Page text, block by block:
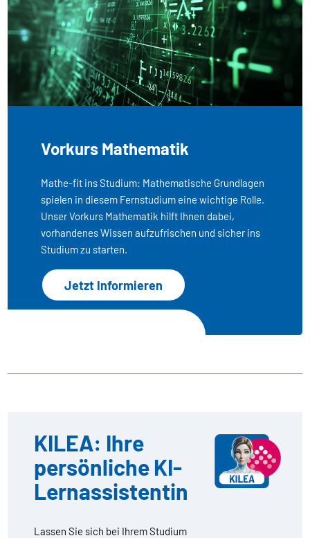
Vorkurs Mathematik
Mathe-fit ins Studium: Mathematische Grundlagen
spielen in diesem Fernstudium eine wichtige Rolle.
Unser Vorkurs Mathematik hilft Ihnen dabei,
vorhandenes Wissen aufzufrischen und sicher ins
Studium zu starten.
Jetzt Informieren
KILEA: Ihre
persönliche KI-
Lernassistentin
Lassen Sie sich bei Ihrem Studium